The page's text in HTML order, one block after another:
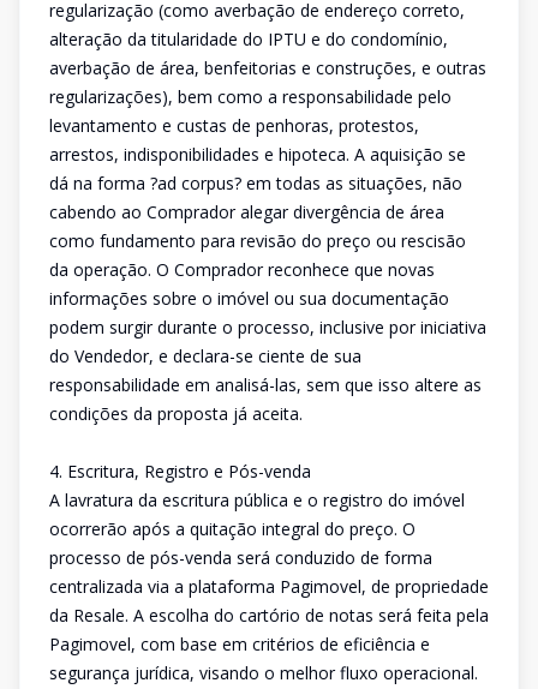
regularização (como averbação de endereço correto,
alteração da titularidade do IPTU e do condomínio,
averbação de área, benfeitorias e construções, e outras
regularizações), bem como a responsabilidade pelo
levantamento e custas de penhoras, protestos,
arrestos, indisponibilidades e hipoteca. A aquisição se
dá na forma ?ad corpus? em todas as situações, não
cabendo ao Comprador alegar divergência de área
como fundamento para revisão do preço ou rescisão
da operação. O Comprador reconhece que novas
informações sobre o imóvel ou sua documentação
podem surgir durante o processo, inclusive por iniciativa
do Vendedor, e declara-se ciente de sua
responsabilidade em analisá-las, sem que isso altere as
condições da proposta já aceita.
4. Escritura, Registro e Pós-venda
A lavratura da escritura pública e o registro do imóvel
ocorrerão após a quitação integral do preço. O
processo de pós-venda será conduzido de forma
centralizada via a plataforma Pagimovel, de propriedade
da Resale. A escolha do cartório de notas será feita pela
Pagimovel, com base em critérios de eficiência e
segurança jurídica, visando o melhor fluxo operacional.